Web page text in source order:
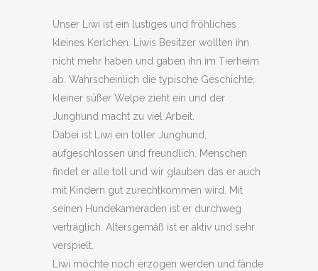
Unser Liwi ist ein lustiges und fröhliches
kleines Kerlchen. Liwis Besitzer wollten ihn
nicht mehr haben und gaben ihn im Tierheim
ab. Wahrscheinlich die typische Geschichte,
kleiner süßer Welpe zieht ein und der
Junghund macht zu viel Arbeit.
Dabei ist Liwi ein toller Junghund,
aufgeschlossen und freundlich. Menschen
findet er alle toll und wir glauben das er auch
mit Kindern gut zurechtkommen wird. Mit
seinen Hundekameraden ist er durchweg
verträglich. Altersgemäß ist er aktiv und sehr
verspielt.
Liwi möchte noch erzogen werden und fände